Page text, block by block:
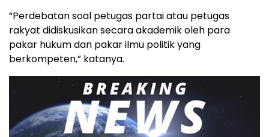
“Perdebatan soal petugas partai atau petugas
rakyat didiskusikan secara akademik oleh para
pakar hukum dan pakar ilmu politik yang
berkompeten,” katanya.